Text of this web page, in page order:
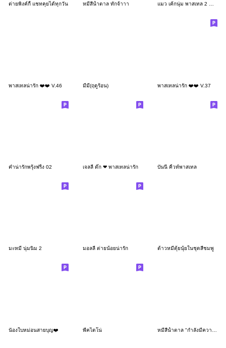
ต่ายพิงค์กี้ แชทคุยได้ทุกวัน หมีสีน้ำตาล ทักจ้าาา แมว เค้กนุ่ม พาสเทล 2 ❤ ❤ ❤
พาสเทลน่ารัก ❤️❤️ V.46 มีมี่(ฤดูร้อน) พาสเทลน่ารัก ❤️❤️ V.37
คำน่ารักพรุ้งฟริ้ง 02 เจลลี่ ดั๊ก ❤ พาสเทลน่ารัก บันนี่ คิ้วท์พาสเทล
มะหมี นุ่มนิ่ม 2 มอลลี่ ต่ายน้อยน่ารัก ต้าวหมีตุ้ยนุ้ยในชุดสีชมพู
นัองใบหม่อนสายบุญ❤️ พีคไดโน่